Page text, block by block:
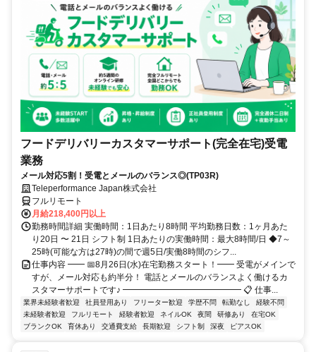
フードデリバリーカスタマーサポート(完全在宅)受電
業務
メール対応5割！受電とメールのバランス◎(TP03R)
Teleperformance Japan株式会社
フルリモート
月給218,400円以上
勤務時間詳細 実働時間：1日あたり8時間 平均勤務日数：1ヶ月あた
り20日 〜 21日 シフト制 1日あたりの実働時間：最大8時間/日 ◆7～
25時(可能な方は27時)の間で週5日/実働8時間のシフ...
仕事内容 ━━ 📅8月26日(水)在宅勤務スタート！━━ 受電がメインで
すが、メール対応も約半分！ 電話とメールのバランスよく働けるカ
スタマーサポートです♪ ━━━━━━━━━━━━━━ 📋 仕事...
業界未経験者歓迎 社員登用あり フリーター歓迎 学歴不問 転勤なし
経験不問
未経験者歓迎
フルリモート 経験者歓迎 ネイルOK 夜間 研修あり
在宅OK
ブランクOK
育休あり 交通費支給 長期歓迎 シフト制 深夜 ピアスOK